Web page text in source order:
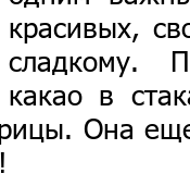
красивых,
сладкому.
какао в
Она